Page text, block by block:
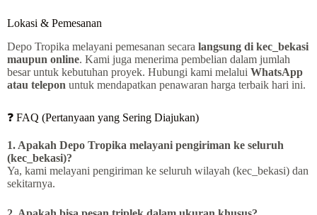
Lokasi & Pemesanan
Depo Tropika melayani pemesanan secara langsung di kec_bekasi
maupun online. Kami juga menerima pembelian dalam jumlah
besar untuk kebutuhan proyek. Hubungi kami melalui WhatsApp
atau telepon untuk mendapatkan penawaran harga terbaik hari ini.
❓ FAQ (Pertanyaan yang Sering Diajukan)
1. Apakah Depo Tropika melayani pengiriman ke seluruh
(kec_bekasi)?
Ya, kami melayani pengiriman ke seluruh wilayah (kec_bekasi) dan
sekitarnya.